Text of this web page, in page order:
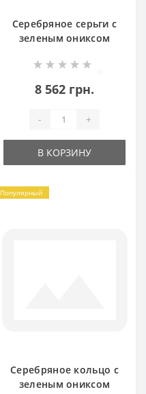
Серебряное серьги с
зеленым ониксом
8 562 грн.
- +
В КОРЗИНУ
Популярный
Серебряное кольцо с
зеленым ониксом